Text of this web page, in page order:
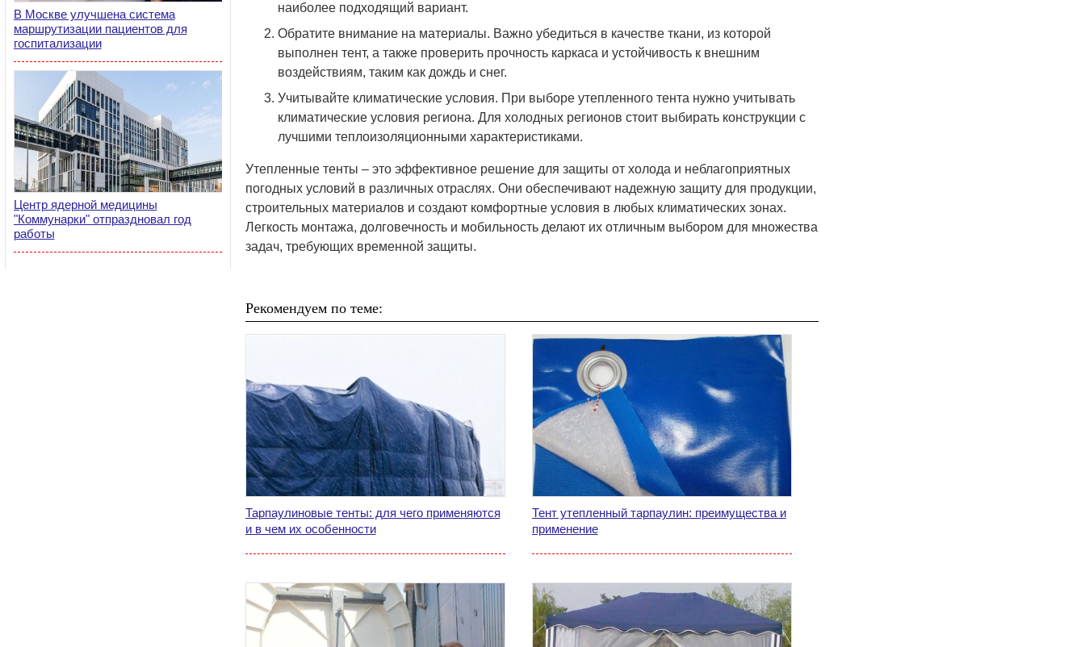
В Москве улучшена система
маршрутизации пациентов для
госпитализации
Центр ядерной медицины
"Коммунарки" отпраздновал год
работы
наиболее подходящий вариант.
Обратите внимание на материалы. Важно убедиться в качестве ткани, из которой
выполнен тент, а также проверить прочность каркаса и устойчивость к внешним
воздействиям, таким как дождь и снег.
Учитывайте климатические условия. При выборе утепленного тента нужно учитывать
климатические условия региона. Для холодных регионов стоит выбирать конструкции с
лучшими теплоизоляционными характеристиками.
Утепленные тенты – это эффективное решение для защиты от холода и неблагоприятных
погодных условий в различных отраслях. Они обеспечивают надежную защиту для продукции,
строительных материалов и создают комфортные условия в любых климатических зонах.
Легкость монтажа, долговечность и мобильность делают их отличным выбором для множества
задач, требующих временной защиты.
Рекомендуем по теме:
Тарпаулиновые тенты: для чего применяются
и в чем их особенности
Тент утепленный тарпаулин: преимущества и
применение